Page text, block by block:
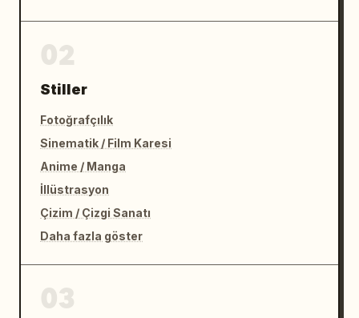
Stiller
Fotoğrafçılık
Sinematik / Film Karesi
Anime / Manga
İllüstrasyon
Çizim / Çizgi Sanatı
Daha fazla göster